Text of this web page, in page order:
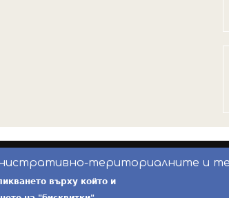
териториалните и
-ekatte.com
върху който и